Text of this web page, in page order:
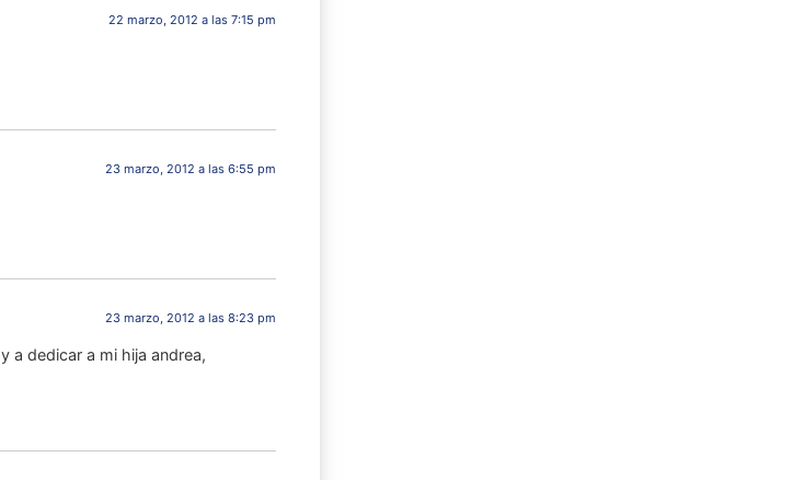
22 marzo, 2012 a las 7:15 pm
23 marzo, 2012 a las 6:55 pm
23 marzo, 2012 a las 8:23 pm
a dedicar a mi hija andrea,